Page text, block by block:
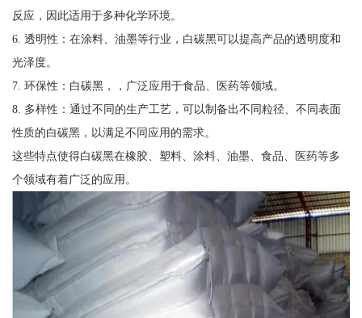
反应，因此适用于多种化学环境。
6. 透明性：在涂料、油墨等行业，白碳黑可以提高产品的透明度和
光泽度。
7. 环保性：白碳黑，，广泛应用于食品、医药等领域。
8. 多样性：通过不同的生产工艺，可以制备出不同粒径、不同表面
性质的白碳黑，以满足不同应用的需求。
这些特点使得白碳黑在橡胶、塑料、涂料、油墨、食品、医药等多
个领域有着广泛的应用。